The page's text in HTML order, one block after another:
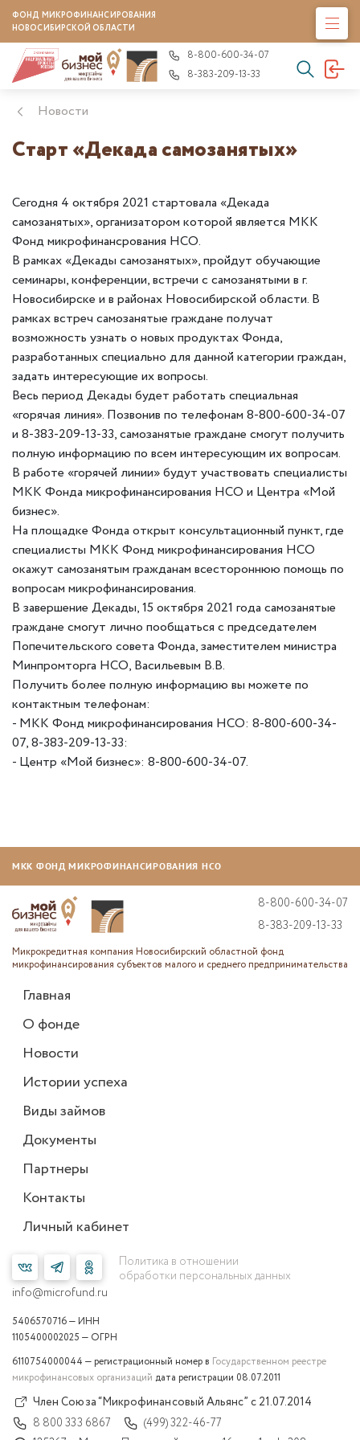
ФОНД МИКРОФИНАНСИРОВАНИЯ
НОВОСИБИРСКОЙ ОБЛАСТИ
8-800-600-34-07
8-383-209-13-33
Новости
Cтарт «Декада самозанятых»
Сегодня 4 октября 2021 стартовала «Декада
самозанятых», организатором которой является МКК
Фонд микрофинансрования НСО.
В рамках «Декады самозанятых», пройдут обучающие
семинары, конференции, встречи с самозанятыми в г.
Новосибирске и в районах Новосибирской области. В
рамках встреч самозанятые граждане получат
возможность узнать о новых продуктах Фонда,
разработанных специально для данной категории граждан,
задать интересующие их вопросы.
Весь период Декады будет работать специальная
«горячая линия». Позвонив по телефонам 8-800-600-34-07
и 8-383-209-13-33, самозанятые граждане смогут получить
полную информацию по всем интересующим их вопросам.
В работе «горячей линии» будут участвовать специалисты
МКК Фонда микрофинансирования НСО и Центра «Мой
бизнес».
На площадке Фонда открыт консультационный пункт, где
специалисты МКК Фонд микрофинансирования НСО
окажут самозанятым гражданам всестороннюю помощь по
вопросам микрофинансирования.
В завершение Декады, 15 октября 2021 года самозанятые
граждане смогут лично пообщаться с председателем
Попечительского совета Фонда, заместителем министра
Минпромторга НСО, Васильевым В.В.
Получить более полную информацию вы можете по
контактным телефонам:
- МКК Фонд микрофинансирования НСО: 8-800-600-34-
07, 8-383-209-13-33:
- Центр «Мой бизнес»: 8-800-600-34-07.
МКК ФОНД МИКРОФИНАНСИРОВАНИЯ НСО
8-800-600-34-07
8-383-209-13-33
Микрокредитная компания Новосибирский областной фонд
микрофинансирования субъектов малого и среднего предпринимательства
Главная
О фонде
Новости
Истории успеха
Виды займов
Документы
Партнеры
Контакты
Личный кабинет
info@microfund.ru
Политика в отношении
обработки персональных данных
5406570716 — ИНН
1105400002025 — ОГРН
6110754000044 — регистрационный номер в Государственном реестре
микрофинансовых организаций дата регистрации 08.07.2011
Член Союза “Микрофинансовый Альянс” с 21.07.2014
8 800 333 6867
(499) 322-46-77